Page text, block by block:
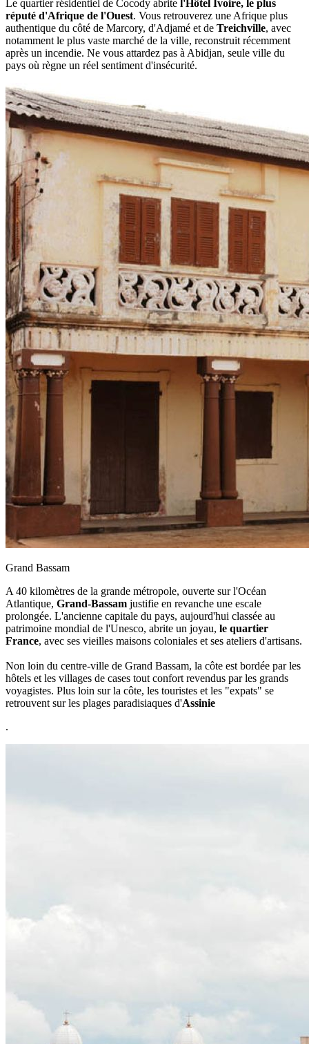
Le quartier résidentiel de Cocody abrite l'Hôtel Ivoire, le plus
réputé d'Afrique de l'Ouest. Vous retrouverez une Afrique plus
authentique du côté de Marcory, d'Adjamé et de Treichville, avec
notamment le plus vaste marché de la ville, reconstruit récemment
après un incendie. Ne vous attardez pas à Abidjan, seule ville du
pays où règne un réel sentiment d'insécurité.
Grand Bassam
A 40 kilomètres de la grande métropole, ouverte sur l'Océan
Atlantique, Grand-Bassam justifie en revanche une escale
prolongée. L'ancienne capitale du pays, aujourd'hui classée au
patrimoine mondial de l'Unesco, abrite un joyau, le quartier
France, avec ses vieilles maisons coloniales et ses ateliers d'artisans.
Non loin du centre-ville de Grand Bassam, la côte est bordée par les
hôtels et les villages de cases tout confort revendus par les grands
voyagistes. Plus loin sur la côte, les touristes et les "expats" se
retrouvent sur les plages paradisiaques d'Assinie
.